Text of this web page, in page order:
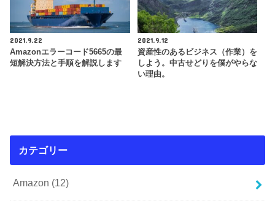
2021.9.22
Amazonエラーコード5665の最
短解決方法と手順を解説します
2021.9.12
資産性のあるビジネス（作業）を
しよう。中古せどりを僕がやらな
い理由。
カテゴリー
Amazon (12)